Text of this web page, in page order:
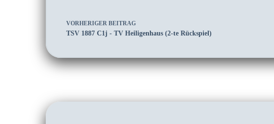
VORHERIGER BEITRAG
TSV 1887 C1j - TV Heiligenhaus (2-te Rückspiel)